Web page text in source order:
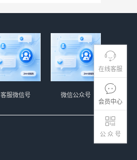
在线客服
会员中心
公 众 号
微信公众号
客服微信号